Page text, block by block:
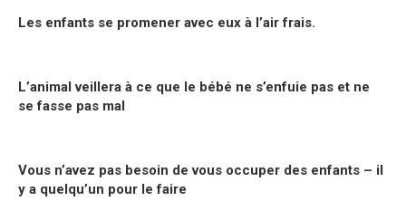
Les enfants se promener avec eux à l’air frais.
L’animal veillera à ce que le bébé ne s’enfuie pas et ne
se fasse pas mal
Vous n’avez pas besoin de vous occuper des enfants – il
y a quelqu’un pour le faire